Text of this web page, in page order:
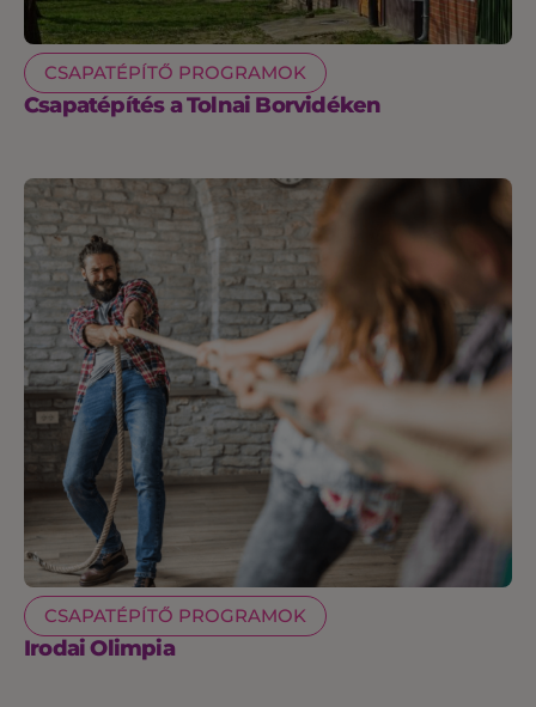
CSAPATÉPÍTŐ PROGRAMOK
Csapatépítés a Tolnai Borvidéken
CSAPATÉPÍTŐ PROGRAMOK
Irodai Olimpia